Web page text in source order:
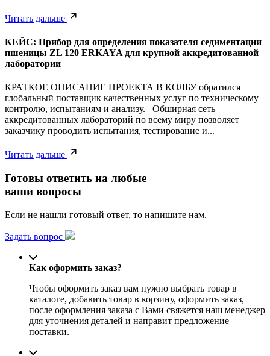
Читать дальше
КЕЙС: Прибор для определения показателя седиментации
пшеницы ZL 120 ERKAYA для крупной аккредитованной
лаборатории
КРАТКОЕ ОПИСАНИЕ ПРОЕКТА В КОЛБУ обратился
глобальный поставщик качественных услуг по техническому
контролю, испытаниям и анализу. Обширная сеть
аккредитованных лабораторий по всему миру позволяет
заказчику проводить испытания, тестирование и...
Читать дальше
Готовы ответить на любые
ваши вопросы
Если не нашли готовый ответ, то напишите нам.
Задать вопрос
Как оформить заказ?
Чтобы оформить заказ вам нужно выбрать товар в
каталоге, добавить товар в корзину, оформить заказ,
после оформления заказа с Вами свяжется наш менеджер
для уточнения деталей и направит предложение
поставки.